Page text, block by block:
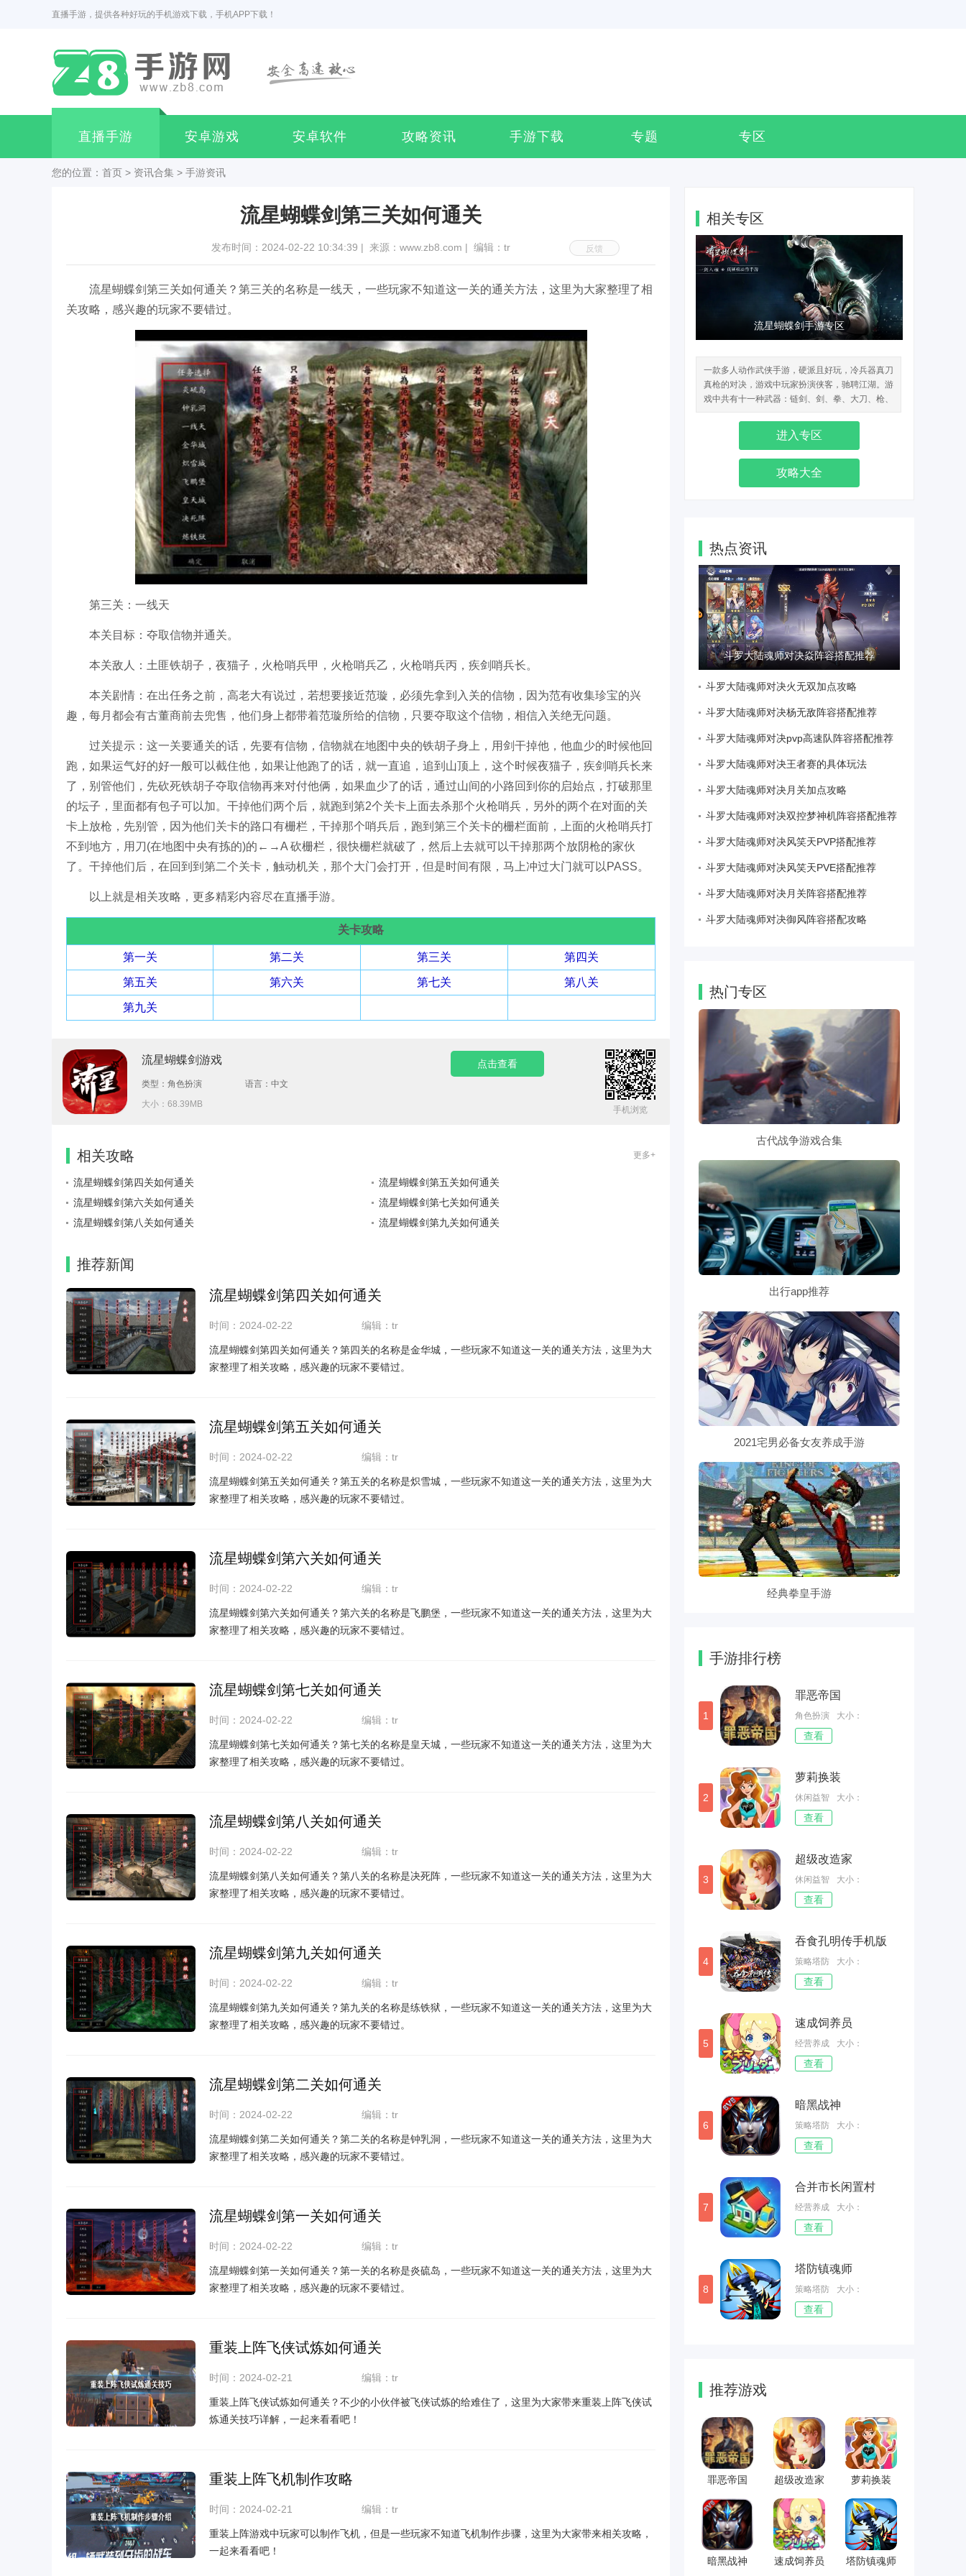
直播手游，提供各种好玩的手机游戏下载，手机APP下载！
直播手游 安卓游戏 安卓软件 攻略资讯 手游下载 专题 专区
您的位置： 首页 > 资讯合集 > 手游资讯
流星蝴蝶剑第三关如何通关
发布时间：2024-02-22 10:34:39 | 来源：www.zb8.com | 编辑：tr
流星蝴蝶剑第三关如何通关？ 第三关的名称是一线天 ，一些玩家不知道这一关的通关方法，这里为大家整理了相
关攻略，感兴趣的玩家不要错过。
第三关：一线天
本关目标：夺取信物并通关。
本关敌人：土匪铁胡子，夜猫子，火枪哨兵甲，火枪哨兵乙，火枪哨兵丙，疾剑哨兵长。
本关剧情：在出任务之前，高老大有说过，若想要接近范璇，必须先拿到入关的信物，因为范有收集珍宝的兴
趣，每月都会有古董商前去兜售，他们身上都带着范璇所给的信物，只要夺取这个信物，相信入关绝无问题。
过关提示：这一关要通关的话，先要有信物，信物就在地图中央的铁胡子身上，用剑干掉他，他血少的时候他回
跑，如果运气好的好一般可以截住他，如果让他跑了的话，就一直追，追到山顶上，这个时候夜猫子，疾剑哨兵长来
了，别管他们，先砍死铁胡子夺取信物再来对付他俩，如果血少了的话，通过山间的小路回到你的启始点，打破那里
的坛子，里面都有包子可以加。干掉他们两个后，就跑到第2个关卡上面去杀那个火枪哨兵，另外的两个在对面的关
卡上放枪，先别管，因为他们关卡的路口有栅栏，干掉那个哨兵后，跑到第三个关卡的栅栏面前，上面的火枪哨兵打
不到地方，用刀(在地图中央有拣的)的←→A 砍栅栏，很快栅栏就破了，然后上去就可以干掉那两个放阴枪的家伙
了。干掉他们后，在回到到第二个关卡，触动机关，那个大门会打开，但是时间有限，马上冲过大门就可以PASS。
以上就是相关攻略，更多精彩内容尽在直播手游。
关卡攻略
第一关 第二关 第三关 第四关
第五关 第六关 第七关 第八关
第九关
手机浏览
点击查看
流星蝴蝶剑游戏
类型：角色扮演
语言：中文
大小： 68.39MB
相关攻略 更多+
流星蝴蝶剑第四关如何通关
流星蝴蝶剑第五关如何通关
流星蝴蝶剑第六关如何通关
流星蝴蝶剑第七关如何通关
流星蝴蝶剑第八关如何通关
流星蝴蝶剑第九关如何通关
推荐新闻
流星蝴蝶剑第四关如何通关
时间：2024-02-22 编辑：tr
流星蝴蝶剑第四关如何通关？第四关的名称是金华城，一些玩家不知道这一关的通关方法，这里为大
家整理了相关攻略，感兴趣的玩家不要错过。
流星蝴蝶剑第五关如何通关
时间：2024-02-22 编辑：tr
流星蝴蝶剑第五关如何通关？第五关的名称是炽雪城，一些玩家不知道这一关的通关方法，这里为大
家整理了相关攻略，感兴趣的玩家不要错过。
流星蝴蝶剑第六关如何通关
时间：2024-02-22 编辑：tr
流星蝴蝶剑第六关如何通关？第六关的名称是飞鹏堡，一些玩家不知道这一关的通关方法，这里为大
家整理了相关攻略，感兴趣的玩家不要错过。
流星蝴蝶剑第七关如何通关
时间：2024-02-22 编辑：tr
流星蝴蝶剑第七关如何通关？第七关的名称是皇天城，一些玩家不知道这一关的通关方法，这里为大
家整理了相关攻略，感兴趣的玩家不要错过。
流星蝴蝶剑第八关如何通关
时间：2024-02-22 编辑：tr
流星蝴蝶剑第八关如何通关？第八关的名称是决死阵，一些玩家不知道这一关的通关方法，这里为大
家整理了相关攻略，感兴趣的玩家不要错过。
流星蝴蝶剑第九关如何通关
时间：2024-02-22 编辑：tr
流星蝴蝶剑第九关如何通关？第九关的名称是练铁狱，一些玩家不知道这一关的通关方法，这里为大
家整理了相关攻略，感兴趣的玩家不要错过。
流星蝴蝶剑第二关如何通关
时间：2024-02-22 编辑：tr
流星蝴蝶剑第二关如何通关？第二关的名称是钟乳洞，一些玩家不知道这一关的通关方法，这里为大
家整理了相关攻略，感兴趣的玩家不要错过。
流星蝴蝶剑第一关如何通关
时间：2024-02-22 编辑：tr
流星蝴蝶剑第一关如何通关？第一关的名称是炎硫岛，一些玩家不知道这一关的通关方法，这里为大
家整理了相关攻略，感兴趣的玩家不要错过。
重装上阵飞侠试炼如何通关
时间：2024-02-21 编辑：tr
重装上阵飞侠试炼如何通关？不少的小伙伴被飞侠试炼的给难住了，这里为大家带来重装上阵飞侠试
炼通关技巧详解，一起来看看吧！
重装上阵飞机制作攻略
时间：2024-02-21 编辑：tr
重装上阵游戏中玩家可以制作飞机，但是一些玩家不知道飞机制作步骤，这里为大家带来相关攻略，
一起来看看吧！
相关专区
流星蝴蝶剑手游专区
一款多人动作武侠手游，硬派且好玩，冷兵器真刀
真枪的对决，游戏中玩家扮演侠客，驰聘江湖。游
戏中共有十一种武器：链剑、剑、拳、大刀、枪、
进入专区
攻略大全
热点资讯
斗罗大陆魂师对决焱阵容搭配推荐
斗罗大陆魂师对决火无双加点攻略
斗罗大陆魂师对决杨无敌阵容搭配推荐
斗罗大陆魂师对决pvp高速队阵容搭配推荐
斗罗大陆魂师对决王者赛的具体玩法
斗罗大陆魂师对决月关加点攻略
斗罗大陆魂师对决双控梦神机阵容搭配推荐
斗罗大陆魂师对决风笑天PVP搭配推荐
斗罗大陆魂师对决风笑天PVE搭配推荐
斗罗大陆魂师对决月关阵容搭配推荐
斗罗大陆魂师对决御风阵容搭配攻略
热门专区
古代战争游戏合集
出行app推荐
2021宅男必备女友养成手游
经典拳皇手游
手游排行榜
1
罪恶帝国
角色扮演
大小：
77.71MB
查看
2
萝莉换装
休闲益智
大小：
190.32MB
查看
3
超级改造家
休闲益智
大小：
228.47MB
查看
4
吞食孔明传手机版
策略塔防
大小：
277.37MB
查看
5
速成饲养员
经营养成
大小：
122.35MB
查看
6
暗黑战神
策略塔防
大小：
145.28MB
查看
7
合并市长闲置村
经营养成
大小：
81.31MB
查看
8
塔防镇魂师
策略塔防
大小：
361.02MB
查看
推荐游戏
罪恶帝国 超级改造家 萝莉换装
暗黑战神 速成饲养员 塔防镇魂师
反馈